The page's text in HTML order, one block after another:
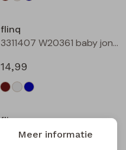
flinq
3311407 W20361 baby jongens sweater Petrol
14,99
flinq
Meer informatie